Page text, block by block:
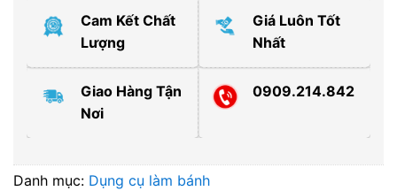
Cam Kết Chất
Lượng
Giá Luôn Tốt
Nhất
Giao Hàng Tận
Nơi
0909.214.842
Danh mục: Dụng cụ làm bánh